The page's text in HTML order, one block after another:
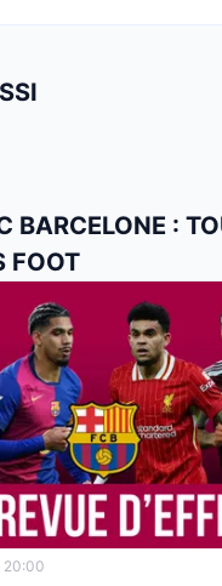
BARCELONE :
FOOT
20:00